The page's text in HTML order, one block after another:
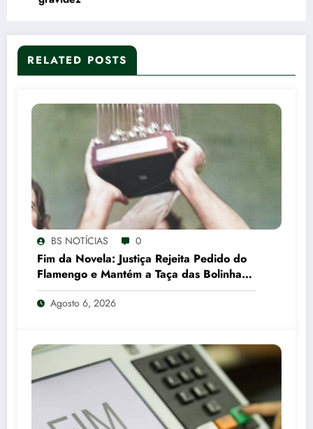
RELATED POSTS
BS NOTÍCIAS 0
Fim da Novela: Justiça Rejeita Pedido do
Flamengo e Mantém a Taça das Bolinhas
com o São Paulo
Agosto 6, 2026